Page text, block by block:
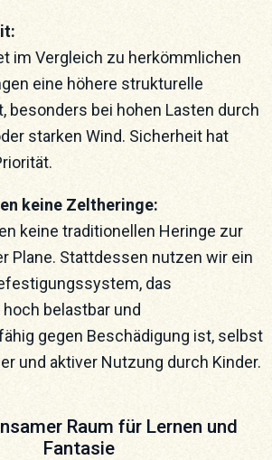
im Vergleich zu herkömmlichen
eine höhere strukturelle
besonders bei hohen Lasten durch
starken Wind. Sicherheit hat
keine Zeltheringe:
keine traditionellen Heringe zur
Plane. Stattdessen nutzen wir ein
das
belastbar und
gegen Beschädigung ist, selbst
und aktiver Nutzung durch Kinder.
Raum für Lernen und
Fantasie